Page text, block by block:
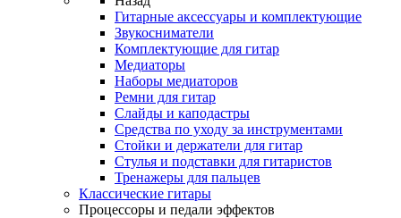
Гитарные аксессуары и комплектующие
Звукосниматели
Комплектующие для гитар
Медиаторы
Наборы медиаторов
Ремни для гитар
Слайды и каподастры
Средства по уходу за инструментами
Стойки и держатели для гитар
Стулья и подставки для гитаристов
Тренажеры для пальцев
Классические гитары
Процессоры и педали эффектов